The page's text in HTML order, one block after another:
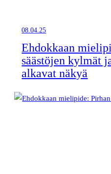
08.04.25
Ehdokkaan
säästöjen kylmät
alkavat näkyä